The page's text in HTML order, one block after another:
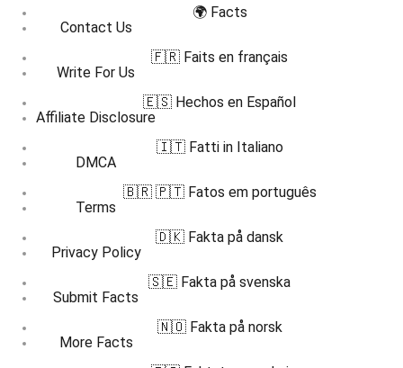
Contact Us
Write For Us
Affiliate Disclosure
DMCA
Terms
Privacy Policy
Submit Facts
More Facts
🌍 Facts
🇫🇷 Faits en français
🇪🇸 Hechos en Español
🇮🇹 Fatti in Italiano
🇧🇷 🇵🇹 Fatos em português
🇩🇰 Fakta på dansk
🇸🇪 Fakta på svenska
🇳🇴 Fakta på norsk